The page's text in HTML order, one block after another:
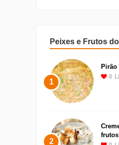
Peixes e Frutos
1
Pirão
0
2